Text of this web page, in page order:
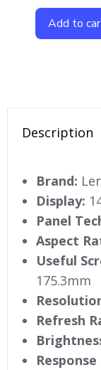
Add to
Description
Brand:
Display:
Panel
Aspect
Useful
175.3mm
Refresh